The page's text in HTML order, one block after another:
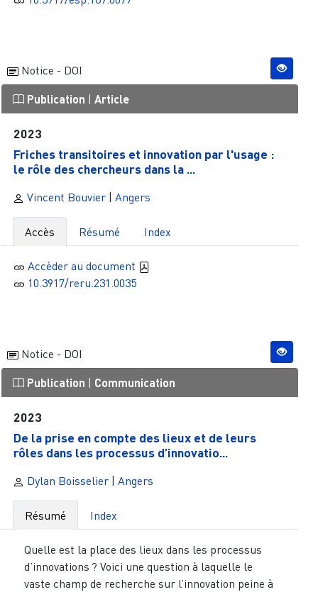
Notice - DOI
Publication | Article
2023
Friches transitoires et innovation par l'usage :
le rôle des chercheurs dans la ...
Vincent Bouvier| Angers
Accès Résumé Index
Accèder au document
10.3917/reru.231.0035
Notice - DOI
Publication | Communication
2023
De la prise en compte des lieux et de leurs
rôles dans les processus d’innovatio...
Dylan Boisselier| Angers
Résumé Index
Quelle est la place des lieux dans les processus
d’innovations ? Voici une question à laquelle le
vaste champ de recherche sur l’innovation peine à